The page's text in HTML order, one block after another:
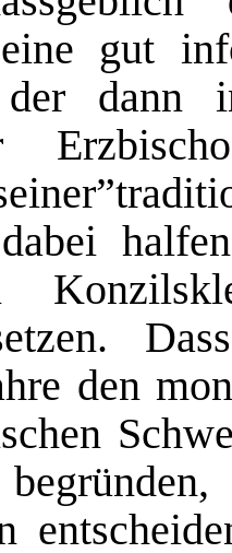
gut
dann
den